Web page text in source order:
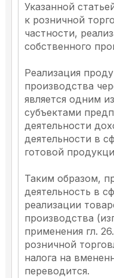
Указанной
к розничной
частности,
собственного
Реализация
производства
является одним
субъектами
деятельности
деятельности в
готовой
Таким образом,
деятельность в
реализации
производства
применения гл.
розничной
налога на
переводится.